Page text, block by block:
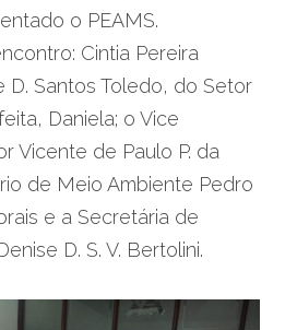
o PEAMS.
Cintia Pereira
D. Santos Toledo, do Setor
Daniela; o Vice
Vicente de Paulo P. da
de Meio Ambiente Pedro
e a Secretária de
D. S. V. Bertolini.